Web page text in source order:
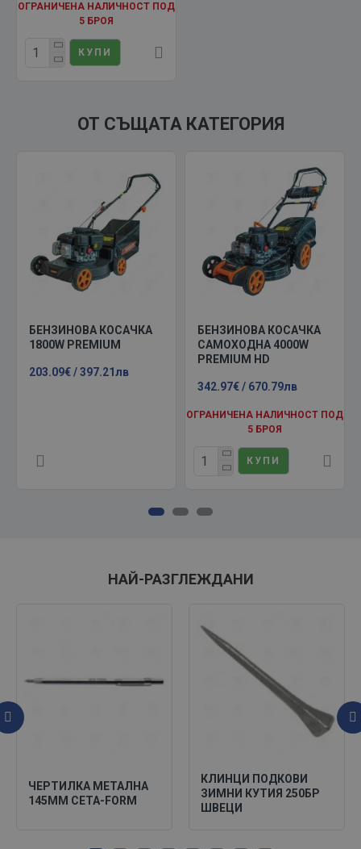
ОГРАНИЧЕНА НАЛИЧНОСТ ПОД
5 БРОЯ
КУПИ
ОТ СЪЩАТА КАТЕГОРИЯ
БЕНЗИНОВА КОСАЧКА
1800W PREMIUM
203.09€ / 397.21лв
БЕНЗИНОВА КОСАЧКА
САМОХОДНА 4000W
PREMIUM HD
342.97€ / 670.79лв
ОГРАНИЧЕНА НАЛИЧНОСТ ПОД
5 БРОЯ
КУПИ
НАЙ-РАЗГЛЕЖДАНИ
ЧЕРТИЛКА МЕТАЛНА
145ММ CETA-FORM
КЛИНЦИ ПОДКОВИ
ЗИМНИ КУТИЯ 250БР
ШВЕЦИ